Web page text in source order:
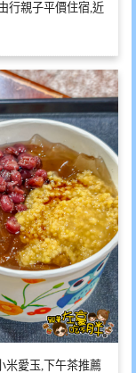
行親子平價住宿,近
米愛玉,下午茶推薦